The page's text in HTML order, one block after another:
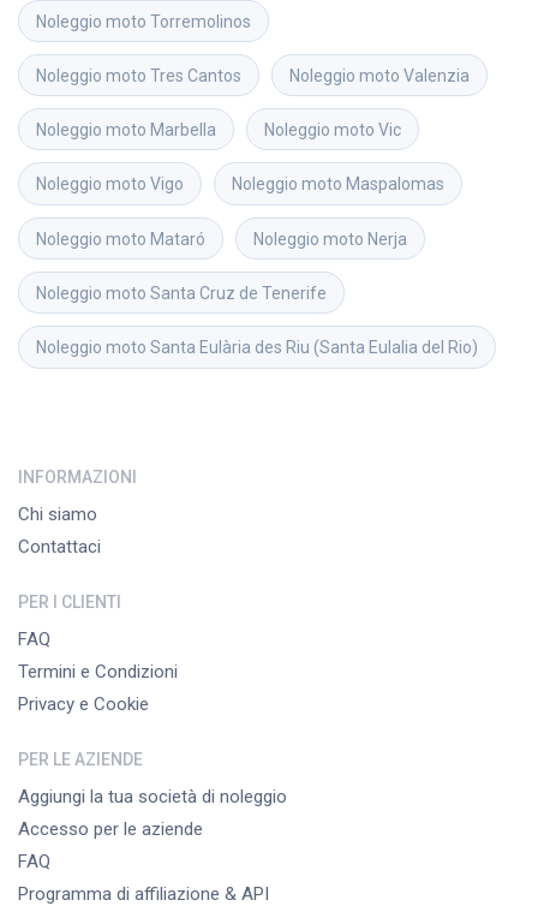
Noleggio moto Torremolinos
Noleggio moto Tres Cantos Noleggio moto Valenzia
Noleggio moto Marbella Noleggio moto Vic
Noleggio moto Vigo Noleggio moto Maspalomas
Noleggio moto Mataró Noleggio moto Nerja
Noleggio moto Santa Cruz de Tenerife
Noleggio moto Santa Eulària des Riu (Santa Eulalia del Rio)
INFORMAZIONI
Chi siamo
Contattaci
PER I CLIENTI
FAQ
Termini e Condizioni
Privacy e Cookie
PER LE AZIENDE
Aggiungi la tua società di noleggio
Accesso per le aziende
FAQ
Programma di affiliazione & API